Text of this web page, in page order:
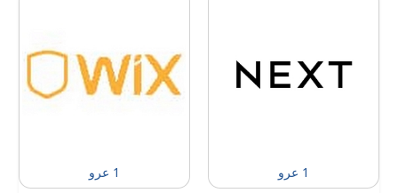
1 عرو 1 عرو